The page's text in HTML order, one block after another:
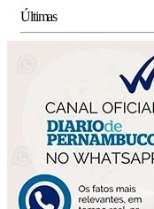
Últimas